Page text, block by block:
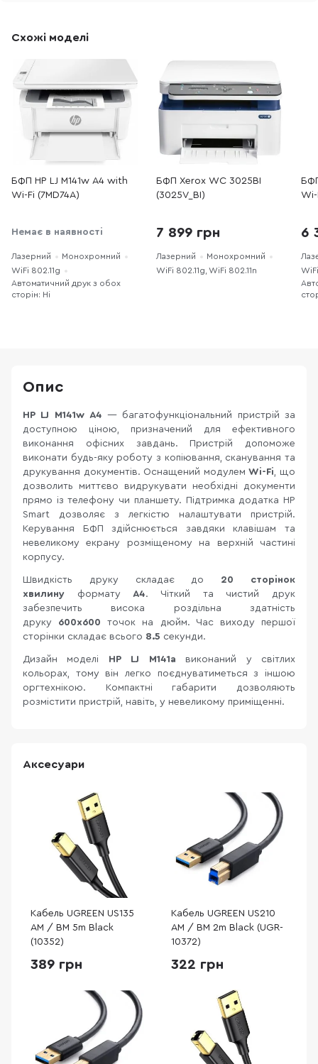
Схожі моделі
БФП HP LJ M141w A4 with
Wi-Fi (7MD74A)
Немає в наявності
Лазерний
Монохромний
WiFi 802.11g
Автоматичний друк з обох
сторін: Ні
БФП Xerox WC 3025BI
(3025V_BI)
7 899 грн
Лазерний
Монохромний
WiFi 802.11g, WiFi 802.11n
Wi-
6
Опис
HP LJ M141w А4— багатофункціональний пристрій за
доступною ціною, призначений для ефективного
виконання офісних завдань. Пристрій допоможе
виконати будь-яку роботу з копіювання, сканування та
друкування документів. Оснащений модулем Wi-Fi, що
дозволить миттєво видрукувати необхідні документи
прямо із телефону чи планшету. Підтримка додатка HP
Smart дозволяє з легкістю налаштувати пристрій.
Керування БФП здійснюється завдяки клавішам та
невеликому екрану розміщеному на верхній частині
корпусу.
Швидкість друку складає до 20 сторінок
хвилину форматуА4. Чіткий та чистий друк
забезпечить висока роздільна здатність
друку 600x600 точок на дюйм. Час виходу першої
сторінки складає всього 8.5 секунди.
Дизайн моделі HP LJ M141aвиконаний у світлих
кольорах, тому він легко поєднуватиметься з іншою
оргтехнікою. Компактні габарити дозволяють
розмістити пристрій, навіть, у невеликому приміщенні.
Аксесуари
Кабель UGREEN US135
AM / BM 5m Black
(10352)
389 грн
Кабель UGREEN US210
AM / BM 2m Black (UGR-
10372)
322 грн